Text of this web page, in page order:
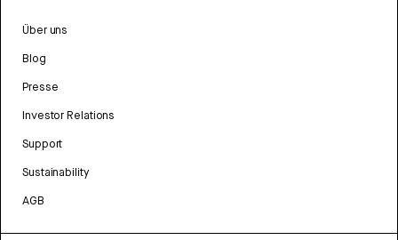
Über uns
Blog
Presse
Investor Relations
Support
Sustainability
AGB